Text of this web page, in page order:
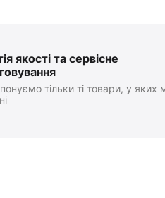
якості та сервісне
тільки ті товари, у яких